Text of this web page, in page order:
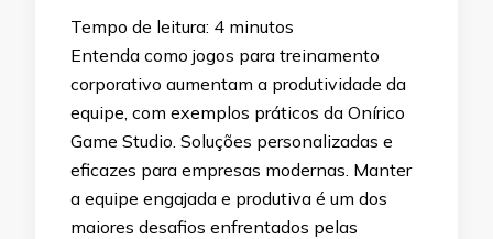
Tempo de leitura: 4 minutos
Entenda como jogos para treinamento
corporativo aumentam a produtividade da
equipe, com exemplos práticos da Onírico
Game Studio. Soluções personalizadas e
eficazes para empresas modernas. Manter
a equipe engajada e produtiva é um dos
maiores desafios enfrentados pelas